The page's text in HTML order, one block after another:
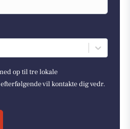
op til tre lokale
vil kontakte dig vedr.